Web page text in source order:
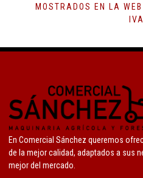
MOSTRADOS EN LA
IVA
En Comercial Sánchez queremos
de la mejor calidad, adaptados a sus
mejor del mercado.